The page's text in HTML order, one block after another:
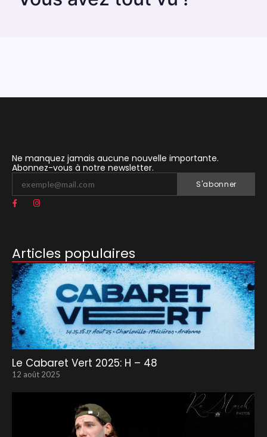
Ne manquez jamais aucune nouvelle importante.
Abonnez-vous à notre newsletter.
S'abonner
Articles populaires
Le Cabaret Vert 2025: H – 48
12 août 2025